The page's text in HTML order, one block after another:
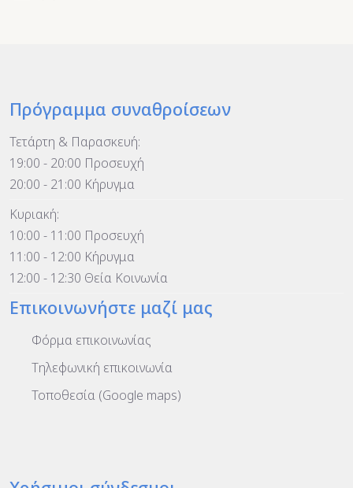
Πρόγραμμα συναθροίσεων
Τετάρτη & Παρασκευή:
19:00 - 20:00 Προσευχή
20:00 - 21:00 Κήρυγμα
Κυριακή:
10:00 - 11:00 Προσευχή
11:00 - 12:00 Κήρυγμα
12:00 - 12:30 Θεία Κοινωνία
Επικοινωνήστε μαζί μας
Φόρμα επικοινωνίας
Τηλεφωνική επικοινωνία
Τοποθεσία (Google maps)